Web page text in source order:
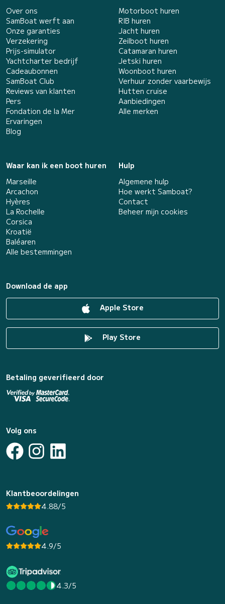
Over ons
SamBoat werft aan
Onze garanties
Verzekering
Prijs-simulator
Yachtcharter bedrijf
Cadeaubonnen
SamBoat Club
Reviews van klanten
Pers
Fondation de la Mer
Ervaringen
Blog
Motorboot huren
RIB huren
Jacht huren
Zeilboot huren
Catamaran huren
Jetski huren
Woonboot huren
Verhuur zonder vaarbewijs
Hutten cruise
Aanbiedingen
Alle merken
Waar kan ik een boot huren
Marseille
Arcachon
Hyères
La Rochelle
Corsica
Kroatië
Baléaren
Alle bestemmingen
Hulp
Algemene hulp
Hoe werkt Samboat?
Contact
Beheer mijn cookies
Download de app
Apple Store
Play Store
Betaling geverifieerd door
Volg ons
Klantbeoordelingen
4.88/5
4.9/5
4.3/5